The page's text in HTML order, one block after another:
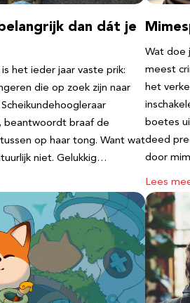
dan dát je
het ieder jaar vaste prik:
die op zoek zijn naar
beantwoordt braaf de
op haar tong. Want wat
niet. Gelukkig…
Wat doe
meest
het
boetes
deed
door
Lees